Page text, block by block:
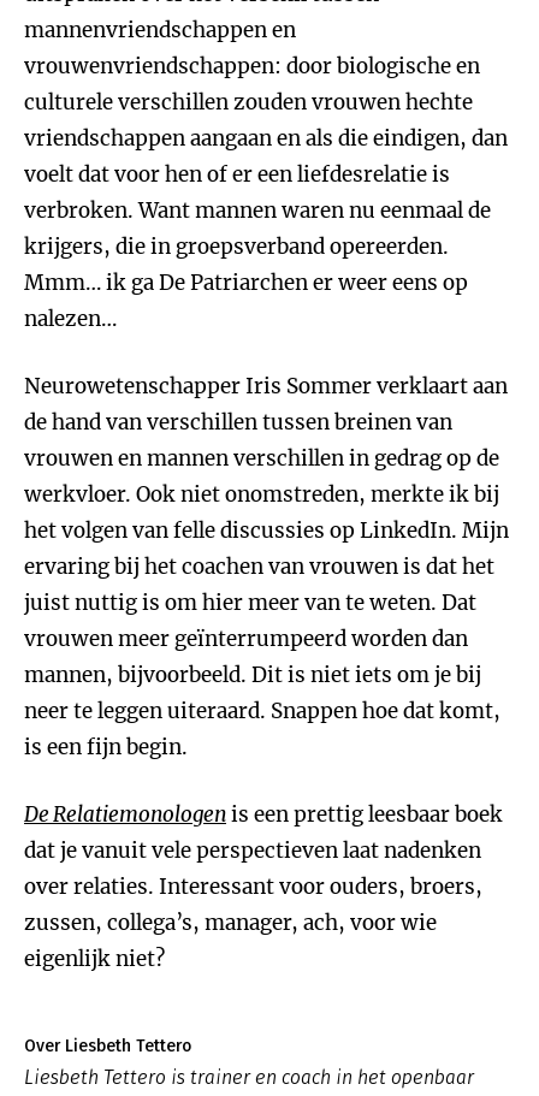
mannenvriendschappen en
vrouwenvriendschappen: door biologische en
culturele verschillen zouden vrouwen hechte
vriendschappen aangaan en als die eindigen, dan
voelt dat voor hen of er een liefdesrelatie is
verbroken. Want mannen waren nu eenmaal de
krijgers, die in groepsverband opereerden.
Mmm… ik ga De Patriarchen er weer eens op
nalezen…
Neurowetenschapper Iris Sommer verklaart aan
de hand van verschillen tussen breinen van
vrouwen en mannen verschillen in gedrag op de
werkvloer. Ook niet onomstreden, merkte ik bij
het volgen van felle discussies op LinkedIn. Mijn
ervaring bij het coachen van vrouwen is dat het
juist nuttig is om hier meer van te weten. Dat
vrouwen meer geïnterrumpeerd worden dan
mannen, bijvoorbeeld. Dit is niet iets om je bij
neer te leggen uiteraard. Snappen hoe dat komt,
is een fijn begin.
De Relatiemonologenis een prettig leesbaar boek
dat je vanuit vele perspectieven laat nadenken
over relaties. Interessant voor ouders, broers,
zussen, collega’s, manager, ach, voor wie
eigenlijk niet?
Over Liesbeth Tettero
Liesbeth Tettero is trainer en coach in het openbaar